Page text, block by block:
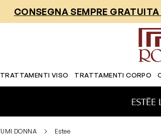
CONSEGNA SEMPRE
TRATTAMENTI VISO TRATTAMENTI CORPO
DONNA Estee